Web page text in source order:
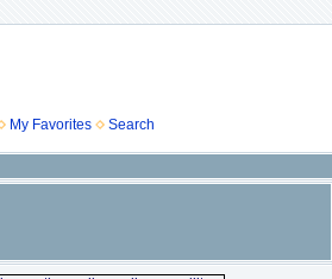
My Favorites Search